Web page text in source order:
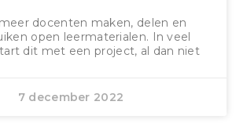
docenten maken, delen en
open leermaterialen. In veel
dit met een project, al dan niet
7 december 2022